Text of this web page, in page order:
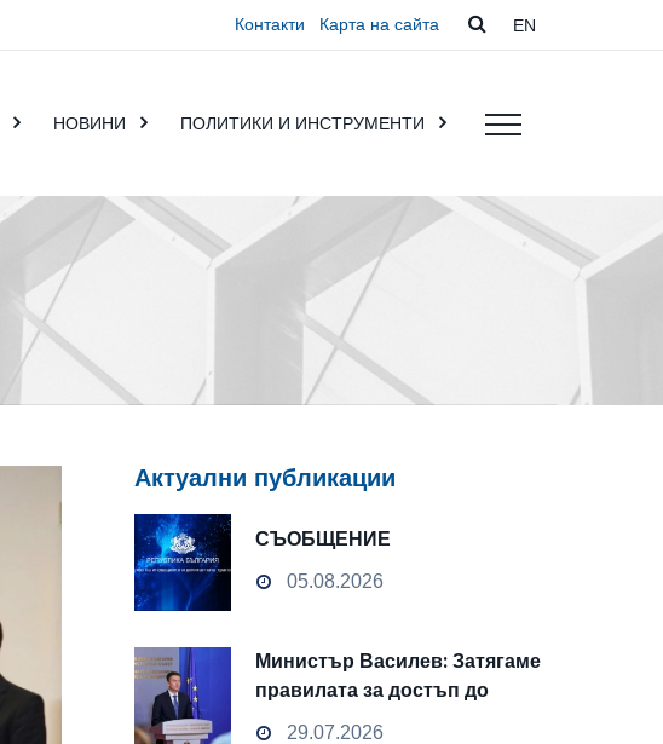
Контакти Карта на сайта EN
НОВИНИ ПОЛИТИКИ И ИНСТРУМЕНТИ
Актуални публикации
СЪОБЩЕНИЕ
05.08.2026
Министър Василев: Затягаме
правилата за достъп до
чувствителни данни
29.07.2026